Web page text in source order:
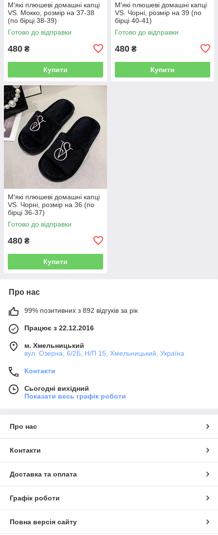
М'які плюшеві домашні капці
VS. Мокко, розмір на 37-38
(по бірці 38-39)
Готово до відправки
480 ₴
Купити
М'які плюшеві домашні капці
VS. Чорні, розмір на 39 (по
бірці 40-41)
Готово до відправки
480 ₴
Купити
М'які плюшеві домашні капці
VS. Чорні, розмір на 36 (по
бірці 36-37)
Готово до відправки
480 ₴
Купити
Про нас
99% позитивних з 892 відгуків за рік
Працює з 22.12.2016
м. Хмельницький
вул. Озерна, 6/2Б, Н/П 15, Хмельницький, Україна
Контакти
Сьогодні вихідний
Показати весь графік роботи
Про нас
Контакти
Доставка та оплата
Графік роботи
Повна версія сайту